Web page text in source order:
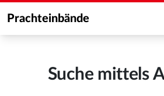
Prachteinbände
Suche mittels